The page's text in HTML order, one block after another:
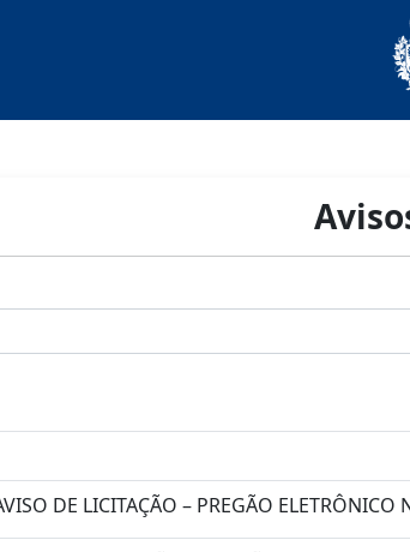
DE LICITAÇÃO – PREGÃO